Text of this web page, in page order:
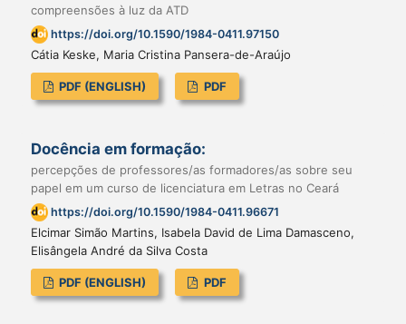
compreensões à luz da ATD
https://doi.org/10.1590/1984-0411.97150
Cátia Keske, Maria Cristina Pansera-de-Araújo
PDF (ENGLISH) PDF
Docência em formação:
percepções de professores/as formadores/as sobre seu
papel em um curso de licenciatura em Letras no Ceará
https://doi.org/10.1590/1984-0411.96671
Elcimar Simão Martins, Isabela David de Lima Damasceno,
Elisângela André da Silva Costa
PDF (ENGLISH) PDF